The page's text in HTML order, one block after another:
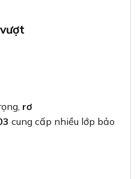
rơ
cung cấp nhiều lớp bảo